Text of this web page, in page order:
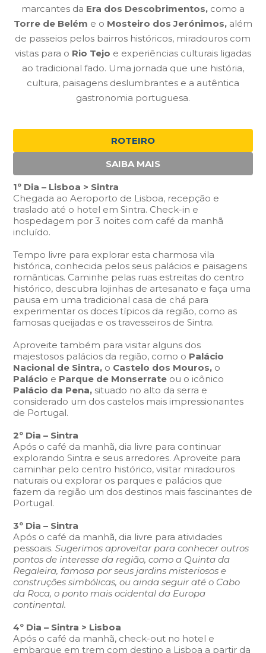
marcantes da Era dos Descobrimentos, como a
Torre de Belém e o Mosteiro dos Jerónimos,além
de passeios pelos bairros históricos, miradouros com
vistas para o Rio Tejo e experiências culturais ligadas
ao tradicional fado. Uma jornada que une história,
cultura, paisagens deslumbrantes e a autêntica
gastronomia portuguesa.
ROTEIRO
SAIBA MAIS
1º Dia – Lisboa > Sintra
Chegada ao Aeroporto de Lisboa, recepção e
traslado até o hotel em Sintra. Check-in e
hospedagem por 3 noites com café da manhã
incluído.
Tempo livre para explorar esta charmosa vila
histórica, conhecida pelos seus palácios e paisagens
românticas. Caminhe pelas ruas estreitas do centro
histórico, descubra lojinhas de artesanato e faça uma
pausa em uma tradicional casa de chá para
experimentar os doces típicos da região, como as
famosas queijadas e os travesseiros de Sintra.
Aproveite também para visitar alguns dos
majestosos palácios da região, como o Palácio
Nacional de Sintra, o Castelo dos Mouros, o
Palácio e Parque de Monserrate ou o icônico
Palácio da Pena, situado no alto da serra e
considerado um dos castelos mais impressionantes
de Portugal.
2º Dia – Sintra
Após o café da manhã, dia livre para continuar
explorando Sintra e seus arredores. Aproveite para
caminhar pelo centro histórico, visitar miradouros
naturais ou explorar os parques e palácios que
fazem da região um dos destinos mais fascinantes de
Portugal.
3º Dia – Sintra
Após o café da manhã, dia livre para atividades
pessoais.Sugerimos aproveitar para conhecer outros
pontos de interesse da região, como a Quinta da
Regaleira, famosa por seus jardins misteriosos e
construções simbólicas, ou ainda seguir até o Cabo
da Roca, o ponto mais ocidental da Europa
continental.
4º Dia – Sintra > Lisboa
Após o café da manhã, check-out no hotel e
embarque em trem com destino a Lisboa a partir da